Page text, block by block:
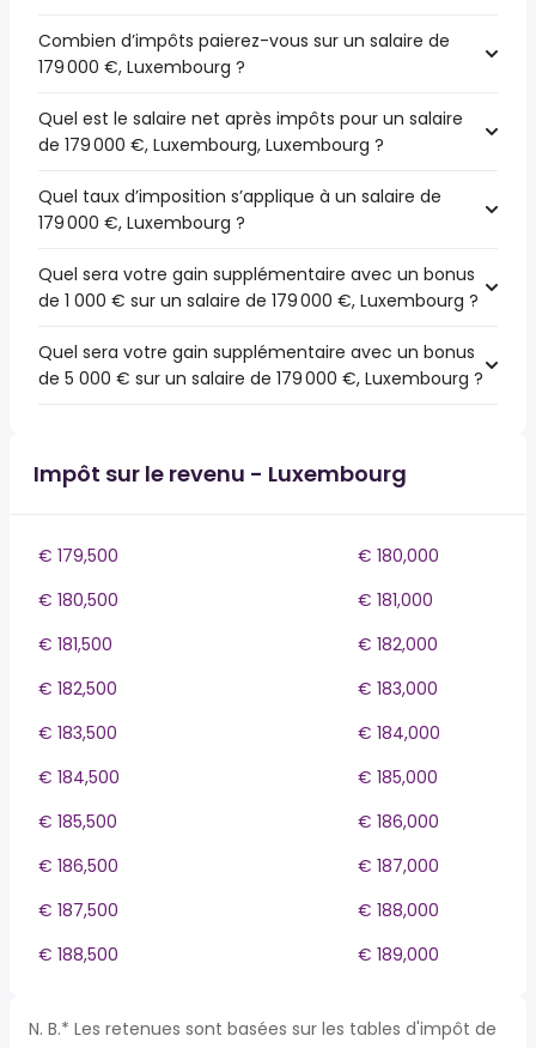
Combien d’impôts paierez-vous sur un salaire de
179 000 €, Luxembourg ?
Quel est le salaire net après impôts pour un salaire
de 179 000 €, Luxembourg, Luxembourg ?
Quel taux d’imposition s’applique à un salaire de
179 000 €, Luxembourg ?
Quel sera votre gain supplémentaire avec un bonus
de 1 000 € sur un salaire de 179 000 €, Luxembourg ?
Quel sera votre gain supplémentaire avec un bonus
de 5 000 € sur un salaire de 179 000 €, Luxembourg ?
Impôt sur le revenu - Luxembourg
€ 179,500
€ 180,000
€ 180,500
€ 181,000
€ 181,500
€ 182,000
€ 182,500
€ 183,000
€ 183,500
€ 184,000
€ 184,500
€ 185,000
€ 185,500
€ 186,000
€ 186,500
€ 187,000
€ 187,500
€ 188,000
€ 188,500
€ 189,000
N. B.* Les retenues sont basées sur les tables d'impôt de